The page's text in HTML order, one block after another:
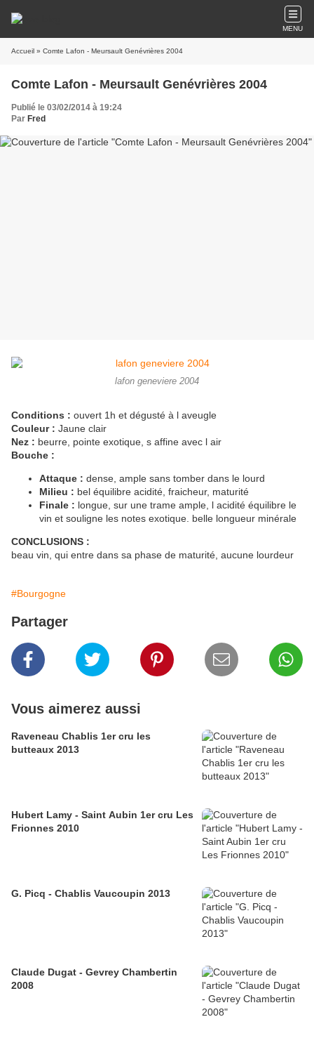
MENU
Accueil » Comte Lafon - Meursault Genévrières 2004
Comte Lafon - Meursault Genévrières 2004
Publié le 03/02/2014 à 19:24
Par Fred
lafon geneviere 2004
Conditions : ouvert 1h et dégusté à l aveugle
Couleur : Jaune clair
Nez : beurre, pointe exotique, s affine avec l air
Bouche :
Attaque : dense, ample sans tomber dans le lourd
Milieu : bel équilibre acidité, fraicheur, maturité
Finale : longue, sur une trame ample, l acidité équilibre le
vin et souligne les notes exotique. belle longueur minérale
CONCLUSIONS :
beau vin, qui entre dans sa phase de maturité, aucune lourdeur
#Bourgogne
Partager
Vous aimerez aussi
Raveneau Chablis 1er cru les
butteaux 2013
Hubert Lamy - Saint Aubin 1er cru Les
Frionnes 2010
G. Picq - Chablis Vaucoupin 2013
Claude Dugat - Gevrey Chambertin
2008